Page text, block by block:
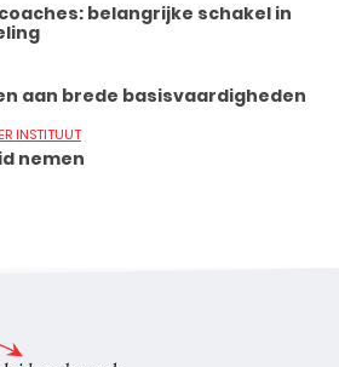
belangrijke schakel in
aan brede basisvaardigheden
INSTITUUT
nemen